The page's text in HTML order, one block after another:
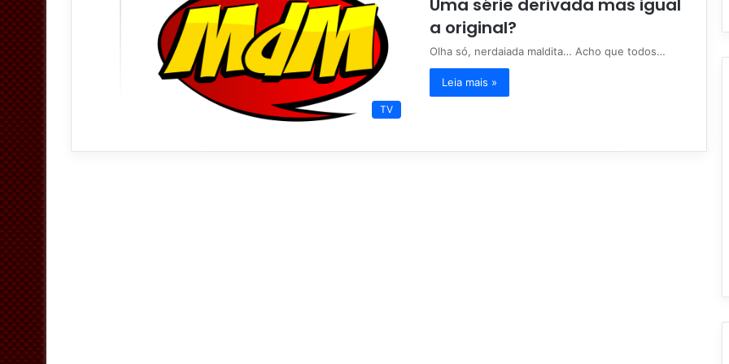
TV
Uma série derivada mas igual
a original?
Olha só, nerdaiada maldita… Acho que todos…
Leia mais »